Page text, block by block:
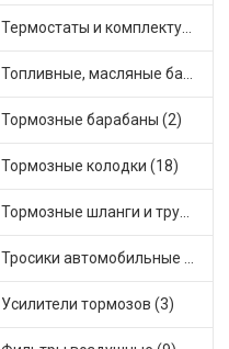
Термостаты и комплектующие системы охлаждения (46)
Топливные, масляные баки (1)
Тормозные барабаны (2)
Тормозные колодки (18)
Тормозные шланги и трубки (5)
Тросики автомобильные (16)
Усилители тормозов (3)